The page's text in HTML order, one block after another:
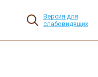
Версия для
слабовидящих